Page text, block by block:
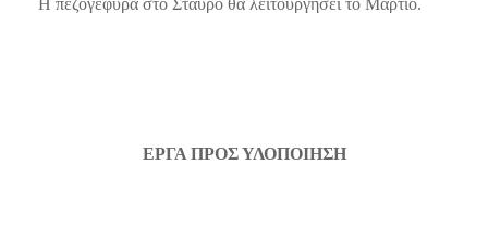
Η πεζογέφυρα στο Σταυρό θα λειτουργήσει το Μάρτιο.
ΕΡΓΑ ΠΡΟΣ ΥΛΟΠΟΙΗΣΗ